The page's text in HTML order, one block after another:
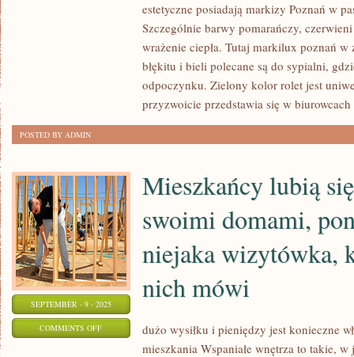
estetyczne posiadają markizy Poznań w
Szczególnie barwy pomarańczy,
wrażenie ciepła. Tutaj markilux poznań
błękitu i bieli polecane są do sypialni,
odpoczynku. Zielony kolor rolet jest
przyzwoicie przedstawia się w biurowcach
POSTED BY ADMIN
SEPTEMBER - 9 - 2025
COMMENTS OFFON
MIESZKAŃCY
Mieszkańcy lubią
swoimi domami,
niejaka wizytówka,
nich mówi
dużo wysiłku i pieniędzy jest konieczne
mieszkania Wspaniałe wnętrza to takie,